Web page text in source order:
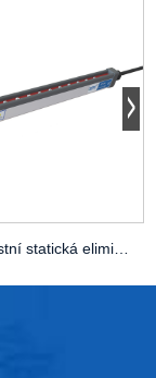
Bezpečnostní statická eliminátorová lišta QP-E30